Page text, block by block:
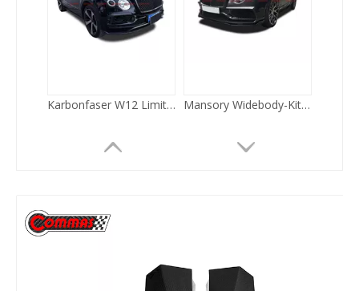
ASI Wide Body Kit für Bentley Continental GTR Wald Style Carbon Bodykit für Bentley Flying Spur 2010-2014